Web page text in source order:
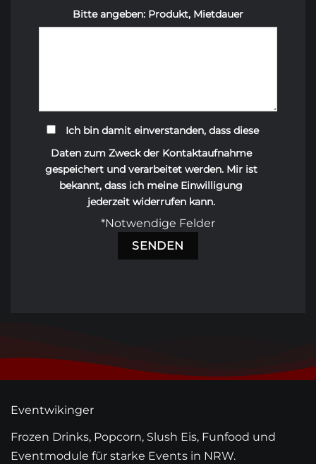
Bitte angeben: Produkt, Mietdauer
Ich bin damit einverstanden, dass diese
Daten zum Zweck der Kontaktaufnahme
gespeichert und verarbeitet werden. Mir ist
bekannt, dass ich meine Einwilligung
jederzeit widerrufen kann.
*Notwendige Felder
Eventwikinger
Frozen Drinks, Popcorn, Slush Eis, Funfood und
Eventmodule für starke Events in NRW.